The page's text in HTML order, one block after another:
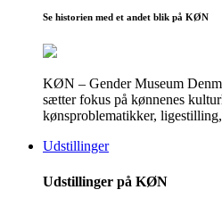
Se historien med et andet blik på KØN
KØN – Gender Museum
sætter fokus på kønnenes
kønsproblematikker,
Udstillinger
Udstillinger på KØN